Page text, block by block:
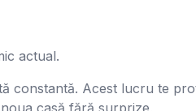
actual.
constantă. Acest lucru te
casă fără surprize.